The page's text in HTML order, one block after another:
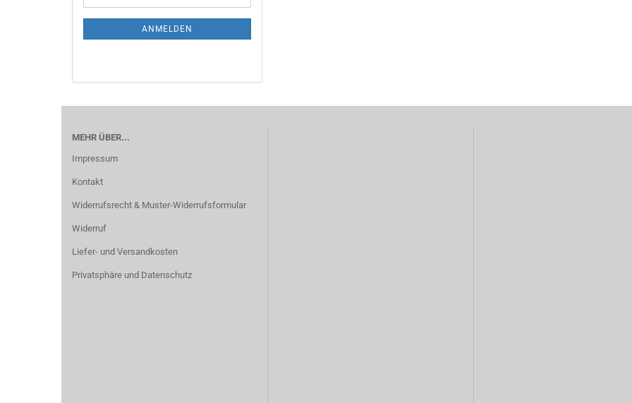
ANMELDEN
MEHR ÜBER...
Impressum
Kontakt
Widerrufsrecht & Muster-Widerrufsformular
Widerruf
Liefer- und Versandkosten
Privatsphäre und Datenschutz